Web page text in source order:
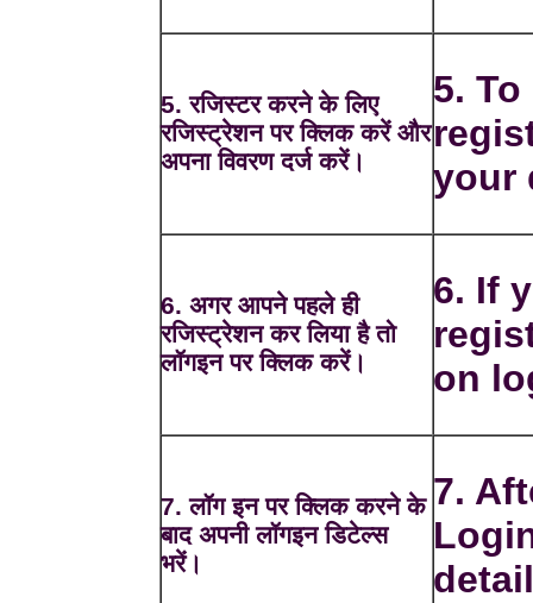
5. रजिस्टर करने के लिए
रजिस्ट्रेशन पर क्लिक करें और
अपना विवरण दर्ज करें।
5.
your
6. अगर आपने पहले ही
रजिस्ट्रेशन कर लिया है तो
लॉगइन पर क्लिक करें।
6. If
on
7. लॉग इन पर क्लिक करने के
बाद अपनी लॉगइन डिटेल्स
भरें।
7.